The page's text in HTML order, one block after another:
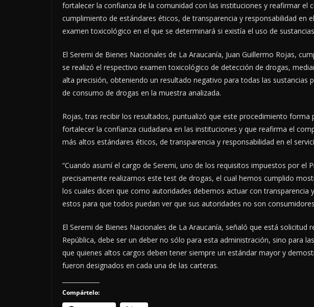
fortalecer la confianza de la comunidad con las instituciones y reafirmar el
cumplimiento de estándares éticos, de transparencia y responsabilidad en
examen toxicológico en el que se determinará si existía el uso de
El Seremi de Bienes Nacionales de La Araucanía, Juan Guillermo Rojas,
se realizó el respectivo examen toxicológico de detección de drogas,
alta precisión, obteniendo un resultado negativo para todas las sustancias
de consumo de drogas en la muestra analizada.
Rojas, tras recibir los resultados, puntualizó que este procedimiento forma
fortalecer la confianza ciudadana en las instituciones y que reafirma el
más altos estándares éticos, de transparencia y responsabilidad en el
“Cuando asumí el cargo de Seremi, uno de los requisitos impuestos por el
precisamente realizarnos este test de drogas, el cual hemos cumplido
los cuales dicen que como autoridades debemos actuar con transparencia
estos para que todos puedan ver que sus autoridades no son
El Seremi de Bienes Nacionales de La Araucanía, señaló que está solicitud
República, debe ser un deber no sólo para esta administración, sino para
que quienes altos cargos deben tener siempre un estándar mayor y
fueron designados en cada una de las carteras.
Compártelo: